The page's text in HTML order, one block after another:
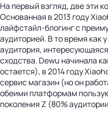
На первый взгляд, две эти
Основанная в 2013 году
лайфстайл-блогинг с
аудиторией. В то время как
аудитория,
сходства. Dewu начинала
остается), в 2014 году
сервис магазин (но он
обеими платформам
поколения Z (80%